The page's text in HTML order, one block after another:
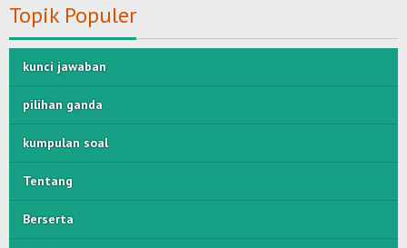
Topik Populer
kunci jawaban
pilihan ganda
kumpulan soal
Tentang
Berserta